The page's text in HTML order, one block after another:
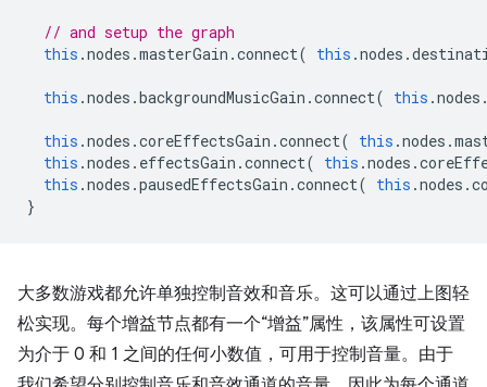
// and setup the graph
this .nodes .masterGain .connect( this .nodes .
this .nodes .backgroundMusicGain .connect( this .nodes
this .nodes .coreEffectsGain .connect( this .nodes .
this .nodes . effectsGain .connect( this .nodes .
this .nodes .pausedEffectsGain .connect( this .nodes .
}
大多数游戏都允许单独控制音效和音乐。这可以通过上图轻
松实现。每个增益节点都有一个“增益”属性，该属性可设置
为介于 0 和 1 之间的任何小数值，可用于控制音量。由于